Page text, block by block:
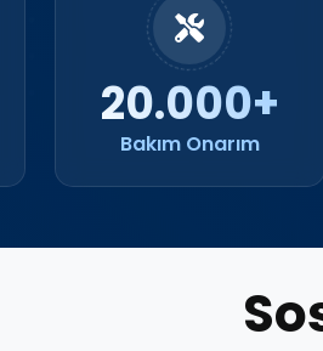
20.000+
Bakım Onarım